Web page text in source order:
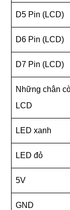
D5 Pin (LCD)
D6 Pin (LCD)
D7 Pin (LCD)
Những chân
LCD
LED xanh
LED đỏ
5V
GND